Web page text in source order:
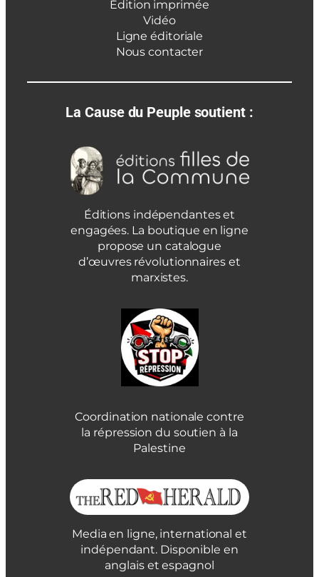
Édition imprimée
Vidéo
Ligne éditoriale
Nous contacter
La Cause du Peuple soutient :
Éditions indépendantes et
engagées. La boutique en ligne
propose un catalogue
d’œuvres révolutionnaires et
marxistes.
Coordination nationale contre
la répression du soutien à la
Palestine
Media en ligne, international et
indépendant. Disponible en
anglais et espagnol